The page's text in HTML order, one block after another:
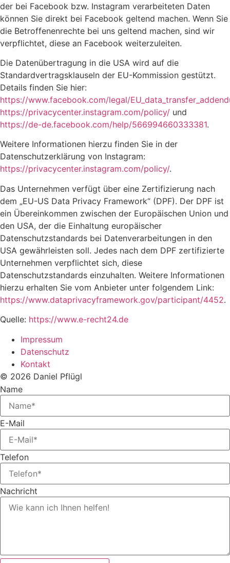
der bei Facebook bzw. Instagram verarbeiteten Daten
können Sie direkt bei Facebook geltend machen. Wenn Sie
die Betroffenenrechte bei uns geltend machen, sind wir
verpflichtet, diese an Facebook weiterzuleiten.
Die Datenübertragung in die USA wird auf die
Standardvertragsklauseln der EU-Kommission gestützt.
Details finden Sie hier:
https://www.facebook.com/legal/
https://privacycenter.instagram.com/policy/ und
https://de-de.facebook.com/help/566994660333381.
Weitere Informationen hierzu finden Sie in der
Datenschutzerklärung von Instagram:
https://privacycenter.instagram.com/policy/.
Das Unternehmen verfügt über eine Zertifizierung nach
dem „EU-US Data Privacy Framework“ (DPF). Der DPF ist
ein Übereinkommen zwischen der Europäischen Union und
den USA, der die Einhaltung europäischer
Datenschutzstandards bei Datenverarbeitungen in den
USA gewährleisten soll. Jedes nach dem DPF zertifizierte
Unternehmen verpflichtet sich, diese
Datenschutzstandards einzuhalten. Weitere Informationen
hierzu erhalten Sie vom Anbieter unter folgendem Link:
https://www.dataprivacyframework.gov/participant/4452.
Quelle: https://www.e-recht24.de
Impressum
Datenschutz
Kontakt
© 2026 Daniel Pflügl
Name
E-Mail
Telefon
Nachricht